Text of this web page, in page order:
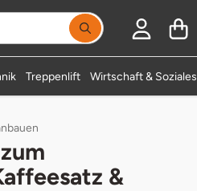
Treppenlift Wirtschaft & Soziales
&